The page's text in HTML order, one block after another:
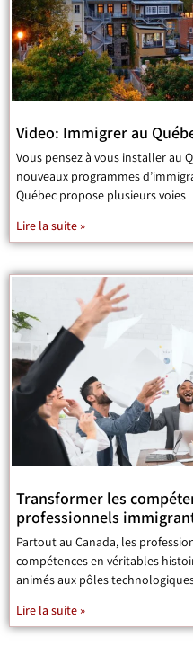
Video: Immigrer au
Vous pensez à vous installer au
nouveaux programmes
Québec propose plusieurs voies
Lire la suite »
Transformer les
professionnels
Partout au Canada, les
compétences en véritables
animés aux pôles
Lire la suite »